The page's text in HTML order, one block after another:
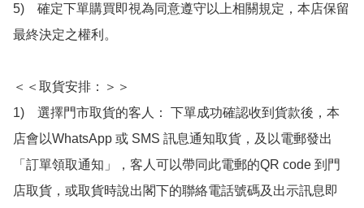
5)　確定下單購買即視為同意遵守以上相關規定，本店保留
最終決定之權利。
＜＜取貨安排：＞＞
1)　選擇門市取貨的客人： 下單成功確認收到貨款後，本
店會以WhatsApp 或 SMS 訊息通知取貨，及以電郵發出
「訂單領取通知」，客人可以帶同此電郵的QR code 到門
店取貨，或取貨時說出閣下的聯絡電話號碼及出示訊息即